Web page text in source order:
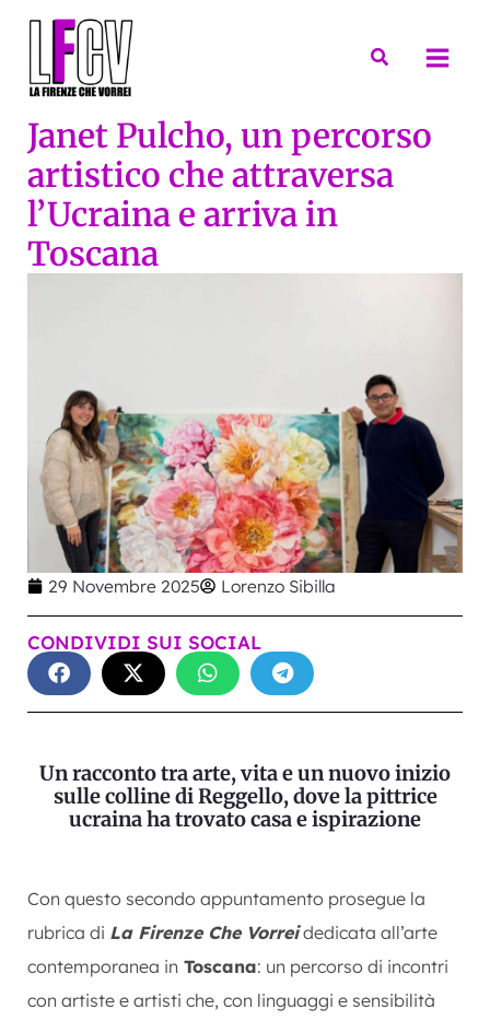
Cerca
Janet Pulcho, un percorso
artistico che attraversa
l’Ucraina e arriva in
Toscana
29 Novembre 2025 Lorenzo Sibilla
CONDIVIDI SUI SOCIAL
Un racconto tra arte, vita e un nuovo inizio
sulle colline di Reggello, dove la pittrice
ucraina ha trovato casa e ispirazione
Con questo secondo appuntamento prosegue la
rubrica di La Firenze Che Vorreidedicata all’arte
contemporanea in Toscana: un percorso di incontri
con artiste e artisti che, con linguaggi e sensibilità